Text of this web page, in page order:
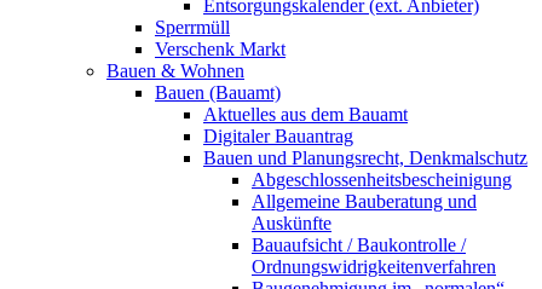
Entsorgungskalender (ext. Anbieter)
Sperrmüll
Verschenk Markt
Bauen & Wohnen
Bauen (Bauamt)
Aktuelles aus dem Bauamt
Digitaler Bauantrag
Bauen und Planungsrecht, Denkmalschutz
Abgeschlossenheitsbescheinigung
Allgemeine Bauberatung und
Auskünfte
Bauaufsicht / Baukontrolle /
Ordnungswidrigkeitenverfahren